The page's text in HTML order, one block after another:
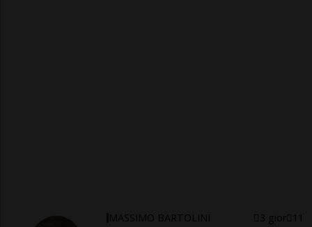
MASSIMO BARTOLINI 3 gior 11